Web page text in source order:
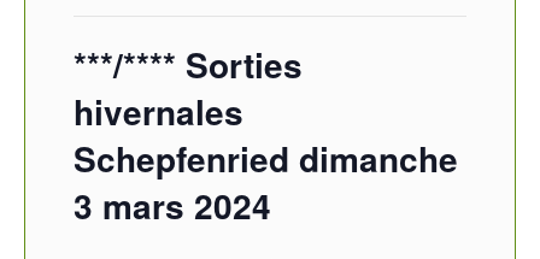
***/**** Sorties
hivernales
Schepfenried dimanche
3 mars 2024